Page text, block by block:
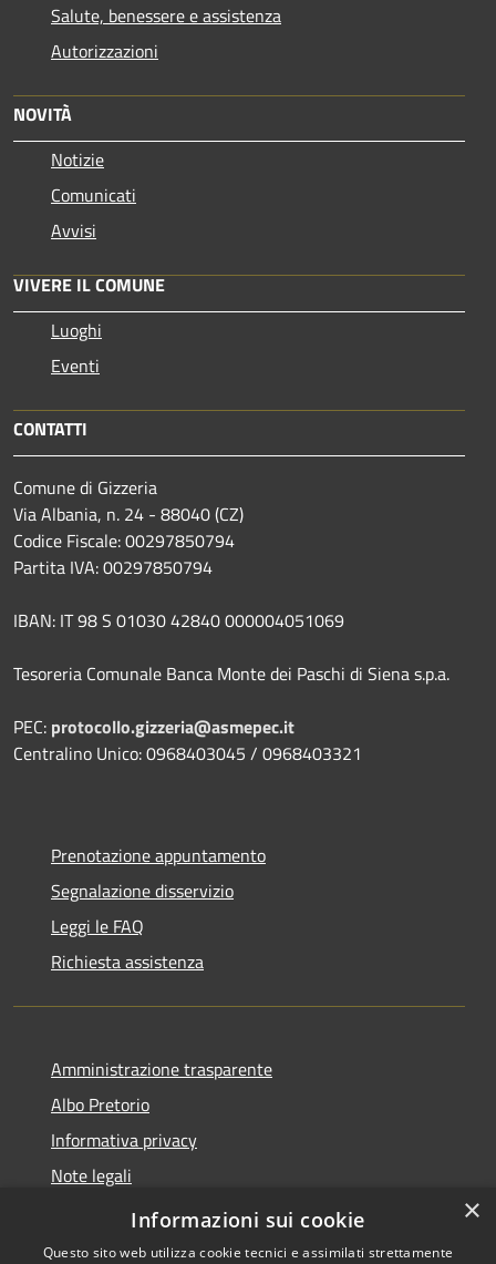
Salute, benessere e assistenza
Autorizzazioni
NOVITÀ
Notizie
Comunicati
Avvisi
VIVERE IL COMUNE
Luoghi
Eventi
CONTATTI
Comune di Gizzeria
Via Albania, n. 24 - 88040 (CZ)
Codice Fiscale: 00297850794
Partita IVA: 00297850794
IBAN: IT 98 S 01030 42840 000004051069
Tesoreria Comunale Banca Monte dei Paschi di Siena s.p.a.
PEC: protocollo.gizzeria@asmepec.it
Centralino Unico: 0968403045 / 0968403321
Prenotazione appuntamento
Segnalazione disservizio
Leggi le FAQ
Richiesta assistenza
Amministrazione trasparente
Albo Pretorio
Informativa privacy
Note legali
Dichiarazione di accessibilità
×
Informazioni sui cookie
Questo sito web utilizza cookie tecnici e assimilati strettamente